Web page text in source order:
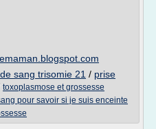
sang trisomie 21 / prise
toxoplasmose et grossesse
pour savoir si je suis enceinte